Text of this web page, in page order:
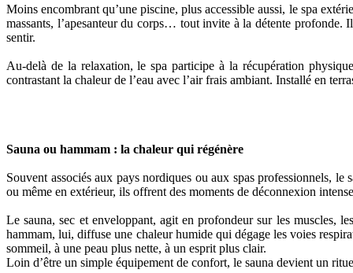
Moins encombrant qu’une piscine, plus accessible aussi, le spa
massants, l’apesanteur du corps… tout invite à la détente
sentir.
Au-delà de la relaxation, le spa participe à la récupération
contrastant la chaleur de l’eau avec l’air frais ambiant. Installé en
Sauna ou hammam : la chaleur qui régénère
Souvent associés aux pays nordiques ou aux spas professionnels,
ou même en extérieur, ils offrent des moments de déconnexion
Le sauna, sec et enveloppant, agit en profondeur sur les muscles,
hammam, lui, diffuse une chaleur humide qui dégage les voies
sommeil, à une peau plus nette, à un esprit plus clair.
Loin d’être un simple équipement de confort, le sauna devient un